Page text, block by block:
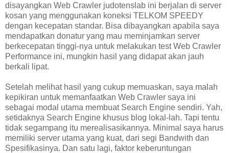
disayangkan Web Crawler judotenslab ini berjalan di server
kosan yang menggunakan koneksi TELKOM SPEEDY
dengan kecepatan standar. Bisa dibayangkan apabila saya
mendapatkan donatur yang mau meminjamkan server
berkecepatan tinggi-nya untuk melakukan test Web Crawler
Performance ini, mungkin hasil yang didapat akan jauh
berkali lipat.
Setelah melihat hasil yang cukup memuaskan, saya malah
kepikiran untuk memanfaatkan Web Crawler saya ini
sebagai modal utama membuat Search Engine sendiri. Yah,
setidaknya Search Engine khusus blog lokal-lah. Tapi tentu
tidak segampang itu merealisasikannya. Minimal saya harus
memiliki server utama yang kuat, dari segi Bandwith dan
Spesifikasinya. Dan satu lagi, faktor keberuntungan